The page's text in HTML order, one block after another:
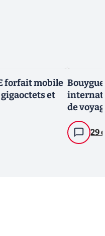
forfait mobile
et
de
29